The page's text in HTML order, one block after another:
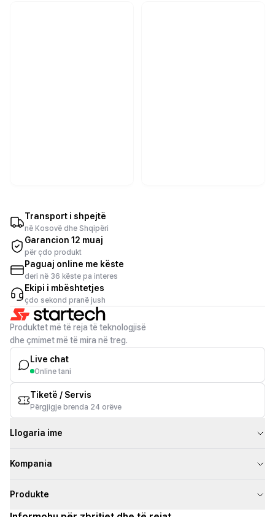
Transport i shpejtë
në Kosovë dhe Shqipëri
Garancion 12 muaj
për çdo produkt
Paguaj online me këste
deri në 36 këste pa interes
Ekipi i mbështetjes
çdo sekond pranë jush
Produktet më të reja të teknologjisë
dhe çmimet më të mira në treg.
Live chat
Online tani
Tiketë / Servis
Përgjigje brenda 24 orëve
Llogaria ime
Kompania
Produkte